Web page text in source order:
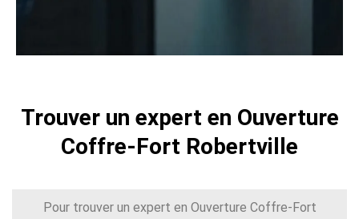
Trouver un expert en Ouverture
Coffre-Fort Robertville
Pour trouver un expert en Ouverture Coffre-Fort